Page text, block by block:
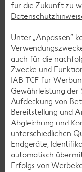
für die Zukunft zu
Unter „Anpassen“
auch für die
Zwecke und
IAB TCF für
Gewährleistung der
Aufdeckung von
Bereitstellung und
Abgleichung und
unterschiedlichen
Endgeräte,
automatisch
Erfolgs von